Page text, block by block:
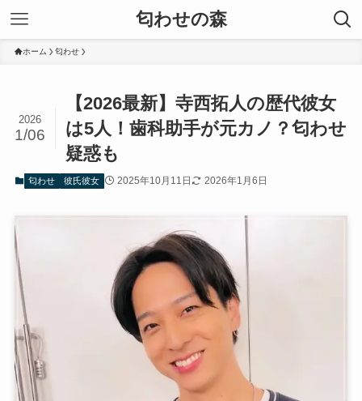
匂わせの森
ホーム 匂わせ
【2026最新】寺西拓人の歴代彼女
は5人！歯科助手が元カノ？匂わせ
疑惑も
2026
1/06
匂わせ 彼氏彼女 2025年10月11日 2026年1月6日